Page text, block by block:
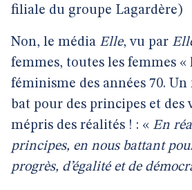
filiale du groupe Lagardère)
Non, le média Elle, vu par
femmes, toutes les femmes «
féminisme des années 70.
bat pour des principes et des
mépris des réalités ! : « En
principes, en nous battant
progrès, d’égalité et de